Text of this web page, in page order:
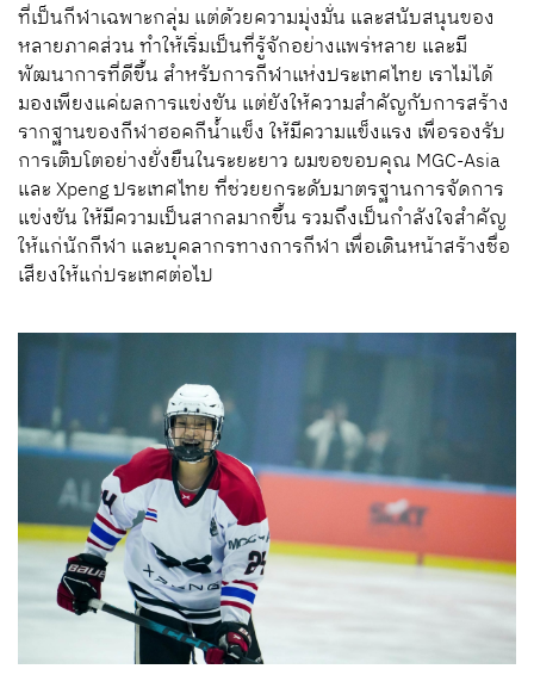
ที่เป็นกีฬาเฉพาะกลุ่ม แต่ด้วยความมุ่งมั่น และสนับสนุนของ
หลายภาคส่วน ทำให้เริ่มเป็นที่รู้จักอย่างแพร่หลาย และมี
พัฒนาการที่ดีขึ้น สำหรับการกีฬาแห่งประเทศไทย เราไม่ได้
มองเพียงแค่ผลการแข่งขัน แต่ยังให้ความสำคัญกับการสร้าง
รากฐานของกีฬาฮอคกีน้ำแข็ง ให้มีความแข็งแรง เพื่อรองรับ
การเติบโตอย่างยั่งยืนในระยะยาว ผมขอขอบคุณ MGC-Asia
และ Xpeng ประเทศไทย ที่ช่วยยกระดับมาตรฐานการจัดการ
แข่งขัน ให้มีความเป็นสากลมากขึ้น รวมถึงเป็นกำลังใจสำคัญ
ให้แก่นักกีฬา และบุคลากรทางการกีฬา เพื่อเดินหน้าสร้างชื่อ
เสียงให้แก่ประเทศต่อไป